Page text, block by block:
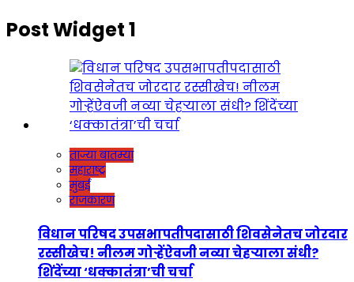
Post Widget 1
ताज्या बातम्या
महाराष्ट्र
मुंबई
राजकारण
विधान परिषद उपसभापतीपदासाठी शिवसेनेतच जोरदार
रस्सीखेच! नीलम गोऱ्हेंऐवजी नव्या चेहऱ्याला संधी?
शिंदेंच्या ‘धक्कातंत्रा’ची चर्चा